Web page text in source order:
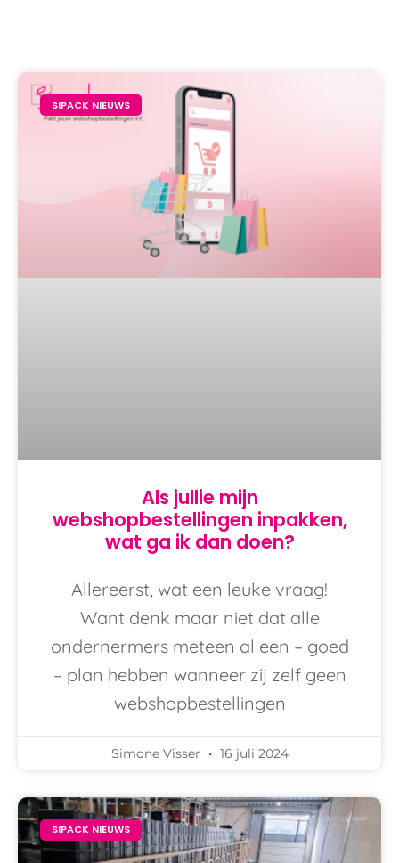
SIPACK NIEUWS
Als jullie mijn
webshopbestellingen inpakken,
wat ga ik dan doen?
Allereerst, wat een leuke vraag!
Want denk maar niet dat alle
ondernermers meteen al een – goed
– plan hebben wanneer zij zelf geen
webshopbestellingen
Simone Visser 16 juli 2024
SIPACK NIEUWS